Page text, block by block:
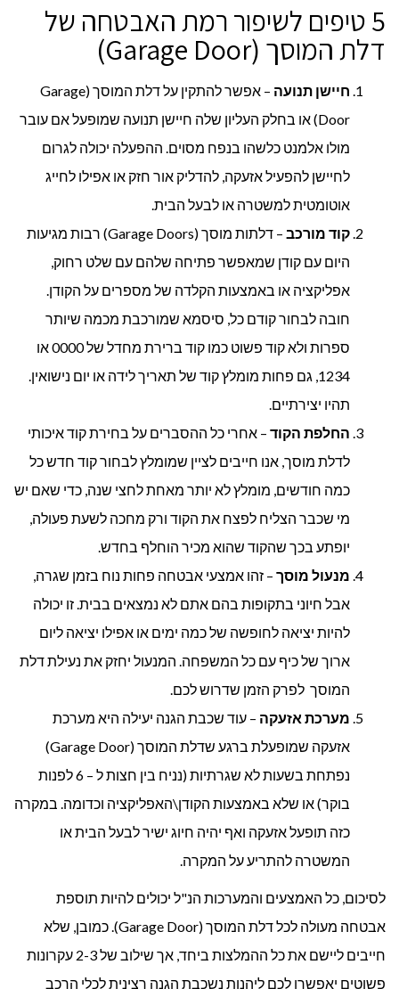
5 טיפים לשיפור רמת האבטחה של
דלת המוסך (Garage Door)
חיישן תנועה
– אפשר להתקין על דלת המוסך (Garage
Door) או בחלק העליון שלה חיישן תנועה שמופעל אם עובר
מולו אלמנט כלשהו בנפח מסוים. ההפעלה יכולה לגרום
לחיישן להפעיל אזעקה, להדליק אור חזק או אפילו לחייג
אוטומטית למשטרה או לבעל הבית.
קוד מורכב
– דלתות מוסך (Garage Doors) רבות מגיעות
היום עם קודן שמאפשר פתיחה שלהם עם שלט רחוק,
אפליקציה או באמצעות הקלדה של מספרים על הקודן.
חובה לבחור קודם כל, סיסמא שמורכבת מכמה שיותר
ספרות ולא קוד פשוט כמו קוד ברירת מחדל של 0000 או
1234, גם פחות מומלץ קוד של תאריך לידה או יום נישואין.
תהיו יצירתיים.
החלפת הקוד – אחרי כל ההסברים על בחירת קוד איכותי
לדלת מוסך, אנו חייבים לציין שמומלץ לבחור קוד חדש כל
כמה חודשים, מומלץ לא יותר מאחת לחצי שנה, כדי שאם יש
מי שכבר הצליח לפצח את הקוד ורק מחכה לשעת פעולה,
יופתע בכך שהקוד שהוא מכיר הוחלף בחדש.
מנעול מוסך – זהו אמצעי אבטחה פחות נוח בזמן שגרה,
אבל חיוני בתקופות בהם אתם לא נמצאים בבית. זו יכולה
להיות יציאה לחופשה של כמה ימים או אפילו יציאה ליום
ארוך של כיף עם כל המשפחה. המנעול יחזק את נעילת דלת
המוסך לפרק הזמן שדרוש לכם.
מערכת אזעקה – עוד שכבת הגנה יעילה היא מערכת
אזעקה שמופעלת ברגע שדלת המוסך (Garage Door)
נפתחת בשעות לא שגרתיות (נניח בין חצות ל – 6 לפנות
בוקר) או שלא באמצעות הקודן\האפליקציה וכדומה. במקרה
כזה תופעל אזעקה ואף יהיה חיוג ישיר לבעל הבית או
המשטרה להתריע על המקרה.
לסיכום, כל האמצעים והמערכות הנ"ל יכולים להיות תוספת
אבטחה מעולה לכל דלת המוסך (Garage Door). כמובן, שלא
חייבים ליישם את כל ההמלצות ביחד, אך שילוב של 2-3 עקרונות
פשוטים יאפשרו לכם ליהנות נשכבת הגנה רצינית לכלי הרכב